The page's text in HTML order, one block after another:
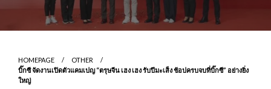
HOMEPAGE
OTHER
บิ๊กซี จัดงานเปิดตัวแคมเปญ “ตรุษจีน เฮง เฮง รับปีมะเส็ง ช้อปครบจบที่บิ๊กซี” อย่างยิ่ง
ใหญ่